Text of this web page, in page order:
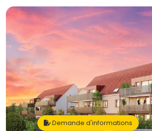
Demande d'informations